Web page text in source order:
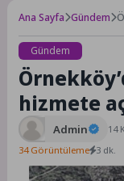
Ana Sayfa Gündem
Gündem
hizmete
Admin 14
34 Görüntüleme 3 dk.